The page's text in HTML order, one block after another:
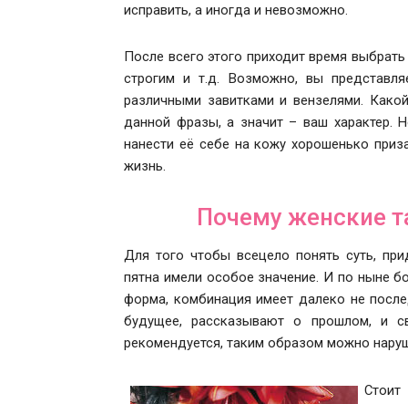
исправить, а иногда и невозможно.
После всего этого приходит время
строгим и т.д. Возможно, вы
различными завитками и вензелями.
данной фразы, а значит – ваш характер.
нанести её себе на кожу хорошенько
жизнь.
Почему женские
Для того чтобы всецело понять суть,
пятна имели особое значение. И по ныне
форма, комбинация имеет далеко не
будущее, рассказывают о прошлом, и
рекомендуется, таким образом можно